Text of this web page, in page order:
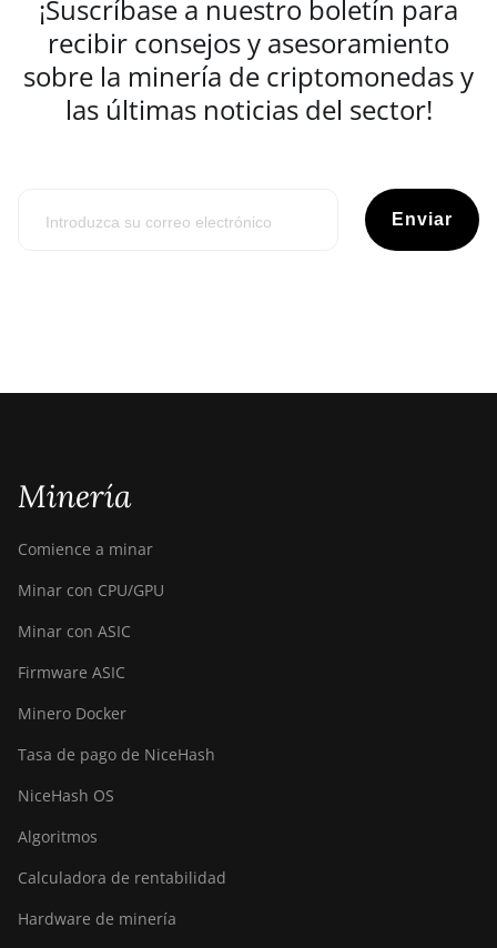
¡Suscríbase a nuestro boletín para
recibir consejos y asesoramiento
sobre la minería de criptomonedas y
las últimas noticias del sector!
Enviar
Minería
Comience a minar
Minar con CPU/GPU
Minar con ASIC
Firmware ASIC
Minero Docker
Tasa de pago de NiceHash
NiceHash OS
Algoritmos
Calculadora de rentabilidad
Hardware de minería